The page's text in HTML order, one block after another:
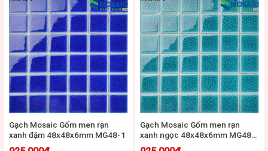
Gạch Mosaic Gốm men rạn
xanh đậm 48x48x6mm MG48-1
Gạch Mosaic Gốm men rạn
xanh ngọc 48x48x6mm MG48-
3